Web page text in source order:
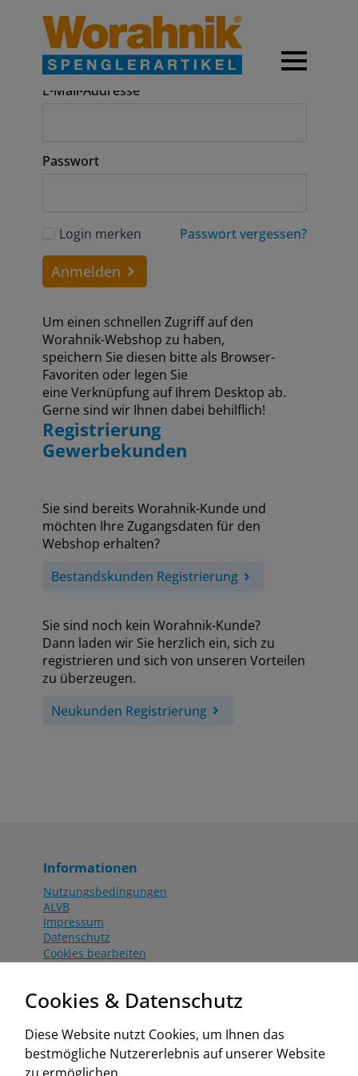
Anmeldung
E-Mail-Addresse
Passwort
Login merken Passwort vergessen?
Anmelden
Um einen schnellen Zugriff auf den
Worahnik-Webshop zu haben,
speichern Sie diesen bitte als Browser-
Favoriten oder legen Sie
eine Verknüpfung auf Ihrem Desktop ab.
Gerne sind wir Ihnen dabei behilflich!
Registrierung
Gewerbekunden
Sie sind bereits Worahnik-Kunde und
möchten Ihre Zugangsdaten für den
Webshop erhalten?
Bestandskunden Registrierung
Sie sind noch kein Worahnik-Kunde?
Dann laden wir Sie herzlich ein, sich zu
registrieren und sich von unseren Vorteilen
zu überzeugen.
Neukunden Registrierung
Informationen
Nutzungsbedingungen
ALVB
Impressum
Datenschutz
Cookies bearbeiten
Aktionsbedingungen
www.worahnik.at
Zentrale Köttlach
Cookies & Datenschutz
Diese Website nutzt Cookies, um Ihnen das
bestmögliche Nutzererlebnis auf unserer Website